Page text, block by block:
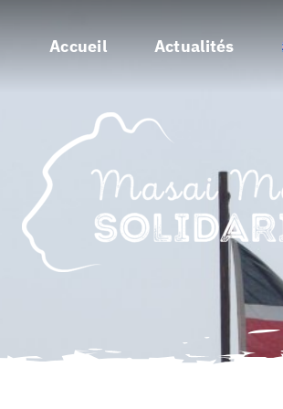
Accueil Actualités